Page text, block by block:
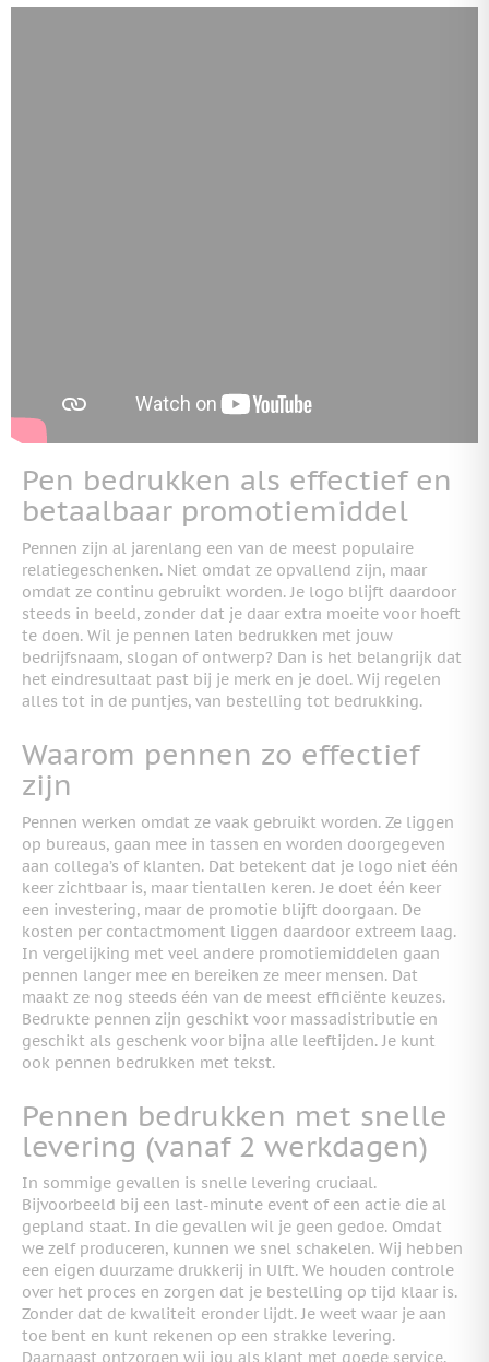
Pen bedrukken als effectief en
betaalbaar promotiemiddel
Pennen zijn al jarenlang een van de meest populaire
relatiegeschenken. Niet omdat ze opvallend zijn, maar
omdat ze continu gebruikt worden. Je logo blijft daardoor
steeds in beeld, zonder dat je daar extra moeite voor hoeft
te doen. Wil je pennen laten bedrukken met jouw
bedrijfsnaam, slogan of ontwerp? Dan is het belangrijk dat
het eindresultaat past bij je merk en je doel. Wij regelen
alles tot in de puntjes, van bestelling tot bedrukking.
Waarom pennen zo effectief
zijn
Pennen werken omdat ze vaak gebruikt worden. Ze liggen
op bureaus, gaan mee in tassen en worden doorgegeven
aan collega’s of klanten. Dat betekent dat je logo niet één
keer zichtbaar is, maar tientallen keren. Je doet één keer
een investering, maar de promotie blijft doorgaan. De
kosten per contactmoment liggen daardoor extreem laag.
In vergelijking met veel andere promotiemiddelen gaan
pennen langer mee en bereiken ze meer mensen. Dat
maakt ze nog steeds één van de meest efficiënte keuzes.
Bedrukte pennen zijn geschikt voor massadistributie en
geschikt als geschenk voor bijna alle leeftijden. Je kunt
ook pennen bedrukken met tekst.
Pennen bedrukken met snelle
levering (vanaf 2 werkdagen)
In sommige gevallen is snelle levering cruciaal.
Bijvoorbeeld bij een last-minute event of een actie die al
gepland staat. In die gevallen wil je geen gedoe. Omdat
we zelf produceren, kunnen we snel schakelen. Wij hebben
een eigen duurzame drukkerij in Ulft. We houden controle
over het proces en zorgen dat je bestelling op tijd klaar is.
Zonder dat de kwaliteit eronder lijdt. Je weet waar je aan
toe bent en kunt rekenen op een strakke levering.
Daarnaast ontzorgen wij jou als klant met goede service.